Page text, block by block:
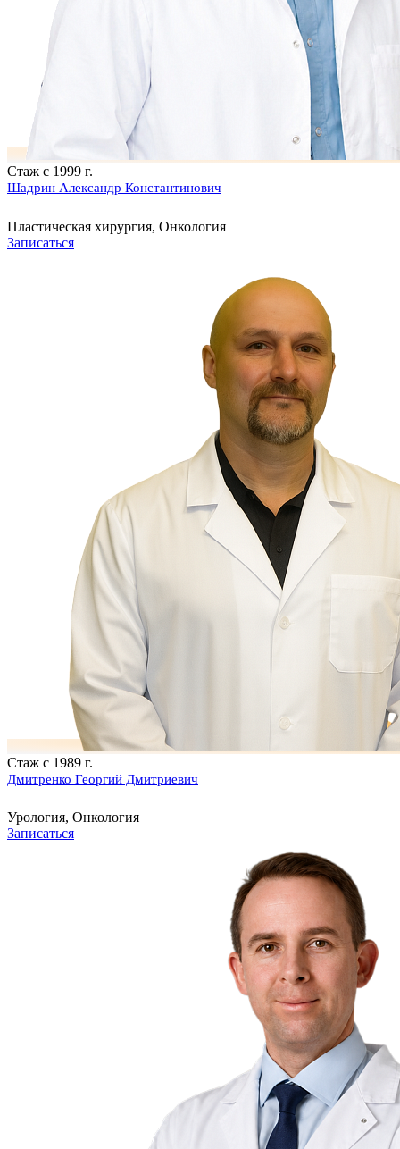
Стаж с 1999 г.
Шадрин Александр Константинович
Пластическая хирургия, Онкология
Записаться
Стаж с 1989 г.
Дмитренко Георгий Дмитриевич
Урология, Онкология
Записаться